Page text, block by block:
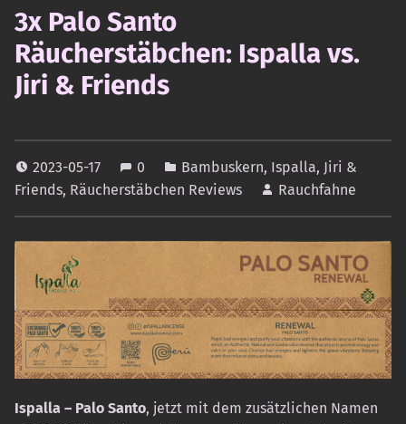
3x Palo Santo
Räucherstäbchen: Ispalla vs.
Jiri & Friends
2023-05-17 0 Bambuskern, Ispalla, Jiri &
Friends, Räucherstäbchen Reviews Rauchfahne
Ispalla – Palo Santo, jetzt mit dem zusätzlichen Namen